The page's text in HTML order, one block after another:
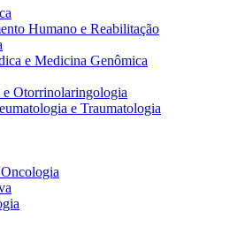
Humano e Reabilitação
e Medicina Genômica
Otorrinolaringologia
e Traumatologia